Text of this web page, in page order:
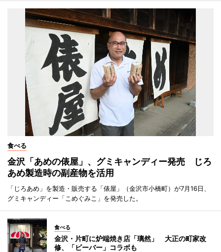
食べる
金沢「あめの俵屋」、グミキャンディー発売 じろ
あめ製造時の副産物を活用
「じろあめ」を製造・販売する「俵屋」（金沢市小橋町）が7月16日、
グミキャンディー「こめぐみこ」を発売した。
食べる
金沢・片町に炉端焼き店「璃然」 大正の町家改
修、「ビーバー」コラボも